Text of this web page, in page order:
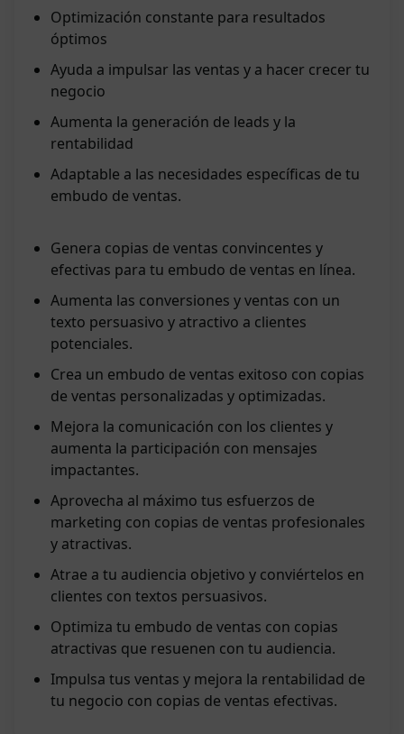
Optimización constante para resultados
óptimos
Ayuda a impulsar las ventas y a hacer crecer tu
negocio
Aumenta la generación de leads y la
rentabilidad
Adaptable a las necesidades específicas de tu
embudo de ventas.
Genera copias de ventas convincentes y
efectivas para tu embudo de ventas en línea.
Aumenta las conversiones y ventas con un
texto persuasivo y atractivo a clientes
potenciales.
Crea un embudo de ventas exitoso con copias
de ventas personalizadas y optimizadas.
Mejora la comunicación con los clientes y
aumenta la participación con mensajes
impactantes.
Aprovecha al máximo tus esfuerzos de
marketing con copias de ventas profesionales
y atractivas.
Atrae a tu audiencia objetivo y conviértelos en
clientes con textos persuasivos.
Optimiza tu embudo de ventas con copias
atractivas que resuenen con tu audiencia.
Impulsa tus ventas y mejora la rentabilidad de
tu negocio con copias de ventas efectivas.